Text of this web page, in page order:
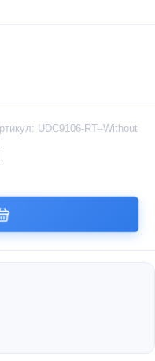
UDC9106-RT--Without